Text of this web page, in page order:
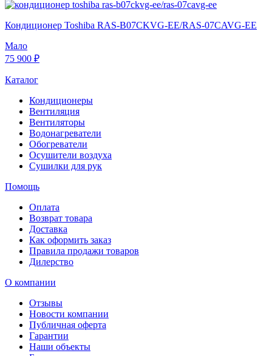
Кондиционер Toshiba RAS-B07CKVG-EE/RAS-07CAVG-EE
Мало
75 900 ₽
Каталог
Кондиционеры
Вентиляция
Вентиляторы
Водонагреватели
Обогреватели
Осушители воздуха
Сушилки для рук
Помощь
Оплата
Возврат товара
Доставка
Как оформить заказ
Правила продажи товаров
Дилерство
О компании
Отзывы
Новости компании
Публичная оферта
Гарантии
Наши объекты